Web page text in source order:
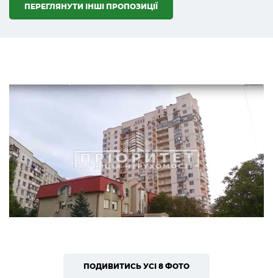
ПЕРЕГЛЯНУТИ ІНШІ ПРОПОЗИЦІЇ
ПОДИВИТИСЬ УСІ 8 ФОТО